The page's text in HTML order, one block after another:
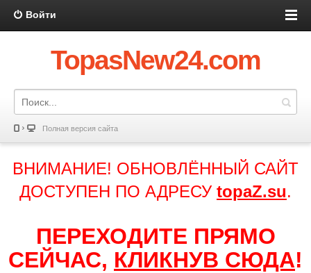
Войти
TopasNew24.com
Полная версия сайта
ВНИМАНИЕ! ОБНОВЛЁННЫЙ САЙТ
ДОСТУПЕН ПО АДРЕСУ topaZ.su.
ПЕРЕХОДИТЕ ПРЯМО
СЕЙЧАС, КЛИКНУВ СЮДА!